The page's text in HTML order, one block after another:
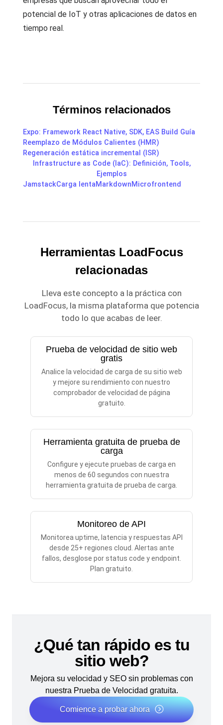
potencial de IoT y otras aplicaciones de datos en
tiempo real.
Términos relacionados
Expo: Framework React Native, SDK, EAS Build Guía
Reemplazo de Módulos Calientes (HMR)
Regeneración estática incremental (ISR)
Infrastructure as Code (IaC): Definición, Tools,
Ejemplos
JamstackCarga lentaMarkdownMicrofrontend
Herramientas LoadFocus
relacionadas
Lleva este concepto a la práctica con
LoadFocus, la misma plataforma que potencia
todo lo que acabas de leer.
Prueba de velocidad de sitio web
gratis
Analice la velocidad de carga de su sitio web
y mejore su rendimiento con nuestro
comprobador de velocidad de página
gratuito.
Herramienta gratuita de prueba de
carga
Configure y ejecute pruebas de carga en
menos de 60 segundos con nuestra
herramienta gratuita de prueba de carga.
Monitoreo de API
Monitorea uptime, latencia y respuestas API
desde 25+ regiones cloud. Alertas ante
fallos, desglose por status code y endpoint.
Plan gratuito.
¿Qué tan rápido es tu
sitio web?
Mejora su velocidad y SEO sin problemas con
nuestra Prueba de Velocidad gratuita.
Comience a probar ahora